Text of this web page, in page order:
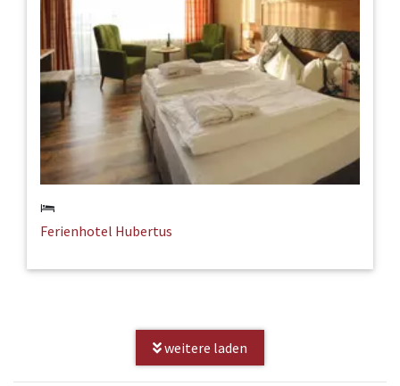
Ferienhotel Hubertus
weitere laden